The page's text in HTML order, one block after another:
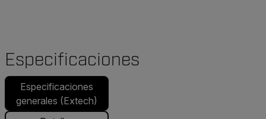
Especificaciones
Especificaciones
generales (Extech)